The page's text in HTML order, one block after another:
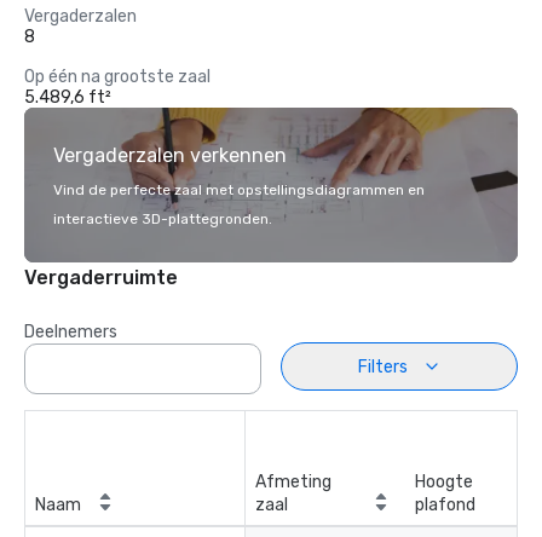
Vergaderzalen
8
Op één na grootste zaal
5.489,6 ft²
Vergaderzalen verkennen
Vind de perfecte zaal met opstellingsdiagrammen en
interactieve 3D-plattegronden.
Vergaderruimte
Deelnemers
Filters
Naam
Afmeting
zaal
Hoogte
plafond